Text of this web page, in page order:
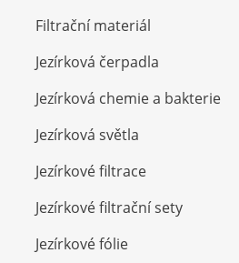
Filtrační materiál
Jezírková čerpadla
Jezírková chemie a bakterie
Jezírková světla
Jezírkové filtrace
Jezírkové filtrační sety
Jezírkové fólie